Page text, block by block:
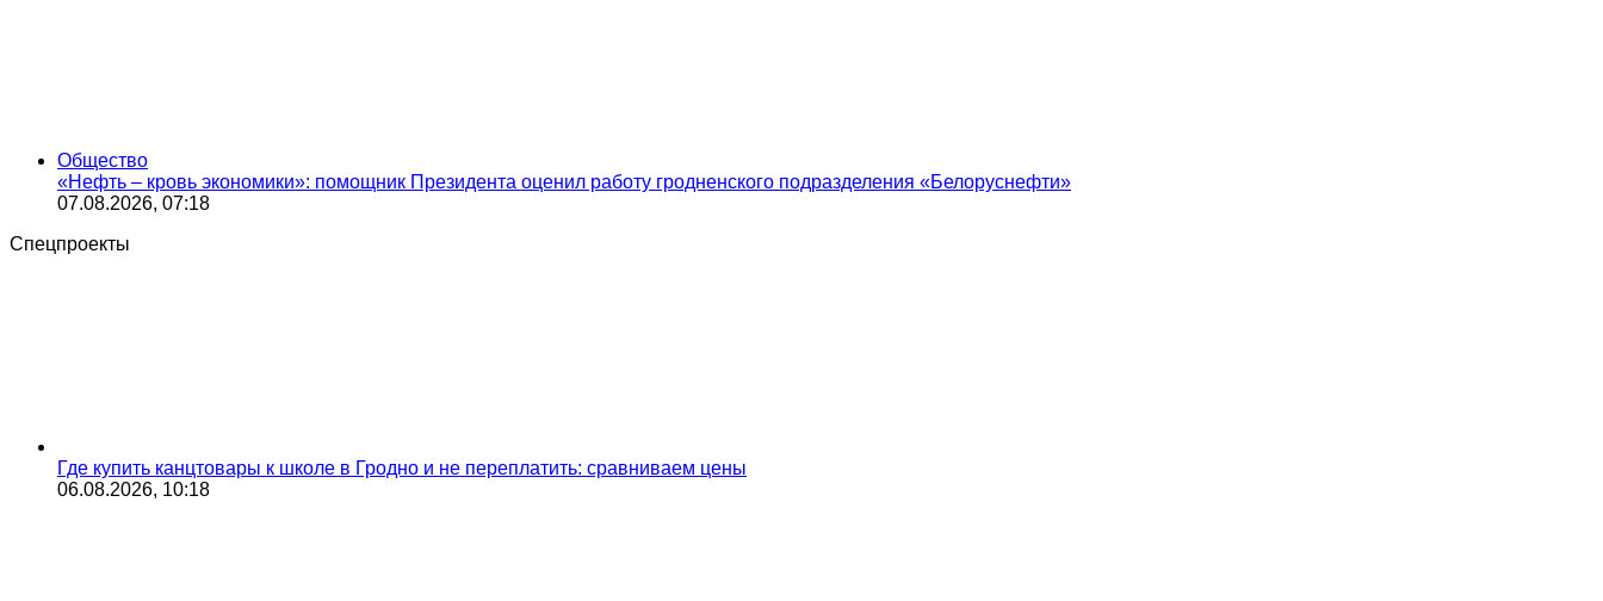
Общество
«Нефть – кровь экономики»: помощник Президента оценил работу гродненского подразделения «Белоруснефти»
07.08.2026, 07:18
Спецпроекты
Где купить канцтовары к школе в Гродно и не переплатить: сравниваем цены
06.08.2026, 10:18